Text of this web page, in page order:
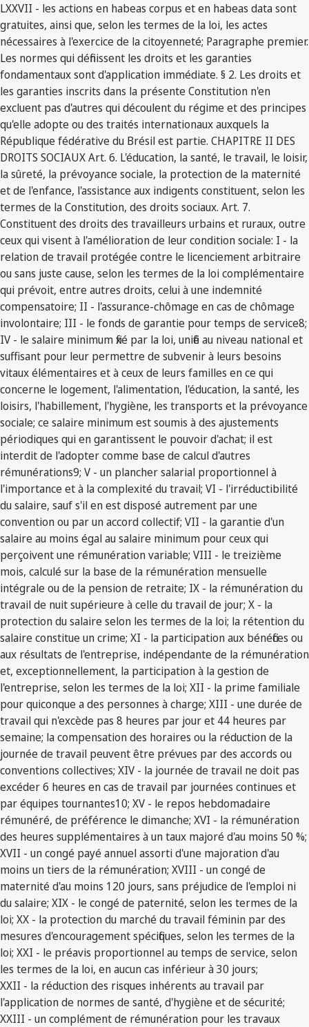
LXXVII - les actions en habeas corpus et en habeas data sont
gratuites, ainsi que, selon les termes de la loi, les actes
nécessaires à l'exercice de la citoyenneté; Paragraphe premier.
Les normes qui définissent les droits et les garanties
fondamentaux sont d'application immédiate. § 2. Les droits et
les garanties inscrits dans la présente Constitution n'en
excluent pas d'autres qui découlent du régime et des principes
qu'elle adopte ou des traités internationaux auxquels la
République fédérative du Brésil est partie. CHAPITRE II DES
DROITS SOCIAUX Art. 6. L'éducation, la santé, le travail, le loisir,
la sûreté, la prévoyance sociale, la protection de la maternité
et de l'enfance, l'assistance aux indigents constituent, selon les
termes de la Constitution, des droits sociaux. Art. 7.
Constituent des droits des travailleurs urbains et ruraux, outre
ceux qui visent à l'amélioration de leur condition sociale: I - la
relation de travail protégée contre le licenciement arbitraire
ou sans juste cause, selon les termes de la loi complémentaire
qui prévoit, entre autres droits, celui à une indemnité
compensatoire; II - l'assurance-chômage en cas de chômage
involontaire; III - le fonds de garantie pour temps de service8;
IV - le salaire minimum fixé par la loi, unifié au niveau national et
suffisant pour leur permettre de subvenir à leurs besoins
vitaux élémentaires et à ceux de leurs familles en ce qui
concerne le logement, l'alimentation, l'éducation, la santé, les
loisirs, l'habillement, l'hygiène, les transports et la prévoyance
sociale; ce salaire minimum est soumis à des ajustements
périodiques qui en garantissent le pouvoir d'achat; il est
interdit de l'adopter comme base de calcul d'autres
rémunérations9; V - un plancher salarial proportionnel à
l'importance et à la complexité du travail; VI - l'irréductibilité
du salaire, sauf s'il en est disposé autrement par une
convention ou par un accord collectif; VII - la garantie d'un
salaire au moins égal au salaire minimum pour ceux qui
perçoivent une rémunération variable; VIII - le treizième
mois, calculé sur la base de la rémunération mensuelle
intégrale ou de la pension de retraite; IX - la rémunération du
travail de nuit supérieure à celle du travail de jour; X - la
protection du salaire selon les termes de la loi; la rétention du
salaire constitue un crime; XI - la participation aux bénéfices ou
aux résultats de l'entreprise, indépendante de la rémunération
et, exceptionnellement, la participation à la gestion de
l'entreprise, selon les termes de la loi; XII - la prime familiale
pour quiconque a des personnes à charge; XIII - une durée de
travail qui n'excède pas 8 heures par jour et 44 heures par
semaine; la compensation des horaires ou la réduction de la
journée de travail peuvent être prévues par des accords ou
conventions collectives; XIV - la journée de travail ne doit pas
excéder 6 heures en cas de travail par journées continues et
par équipes tournantes10; XV - le repos hebdomadaire
rémunéré, de préférence le dimanche; XVI - la rémunération
des heures supplémentaires à un taux majoré d'au moins 50 %;
XVII - un congé payé annuel assorti d'une majoration d'au
moins un tiers de la rémunération; XVIII - un congé de
maternité d'au moins 120 jours, sans préjudice de l'emploi ni
du salaire; XIX - le congé de paternité, selon les termes de la
loi; XX - la protection du marché du travail féminin par des
mesures d'encouragement spécifiques, selon les termes de la
loi; XXI - le préavis proportionnel au temps de service, selon
les termes de la loi, en aucun cas inférieur à 30 jours;
XXII - la réduction des risques inhérents au travail par
l'application de normes de santé, d'hygiène et de sécurité;
XXIII - un complément de rémunération pour les travaux